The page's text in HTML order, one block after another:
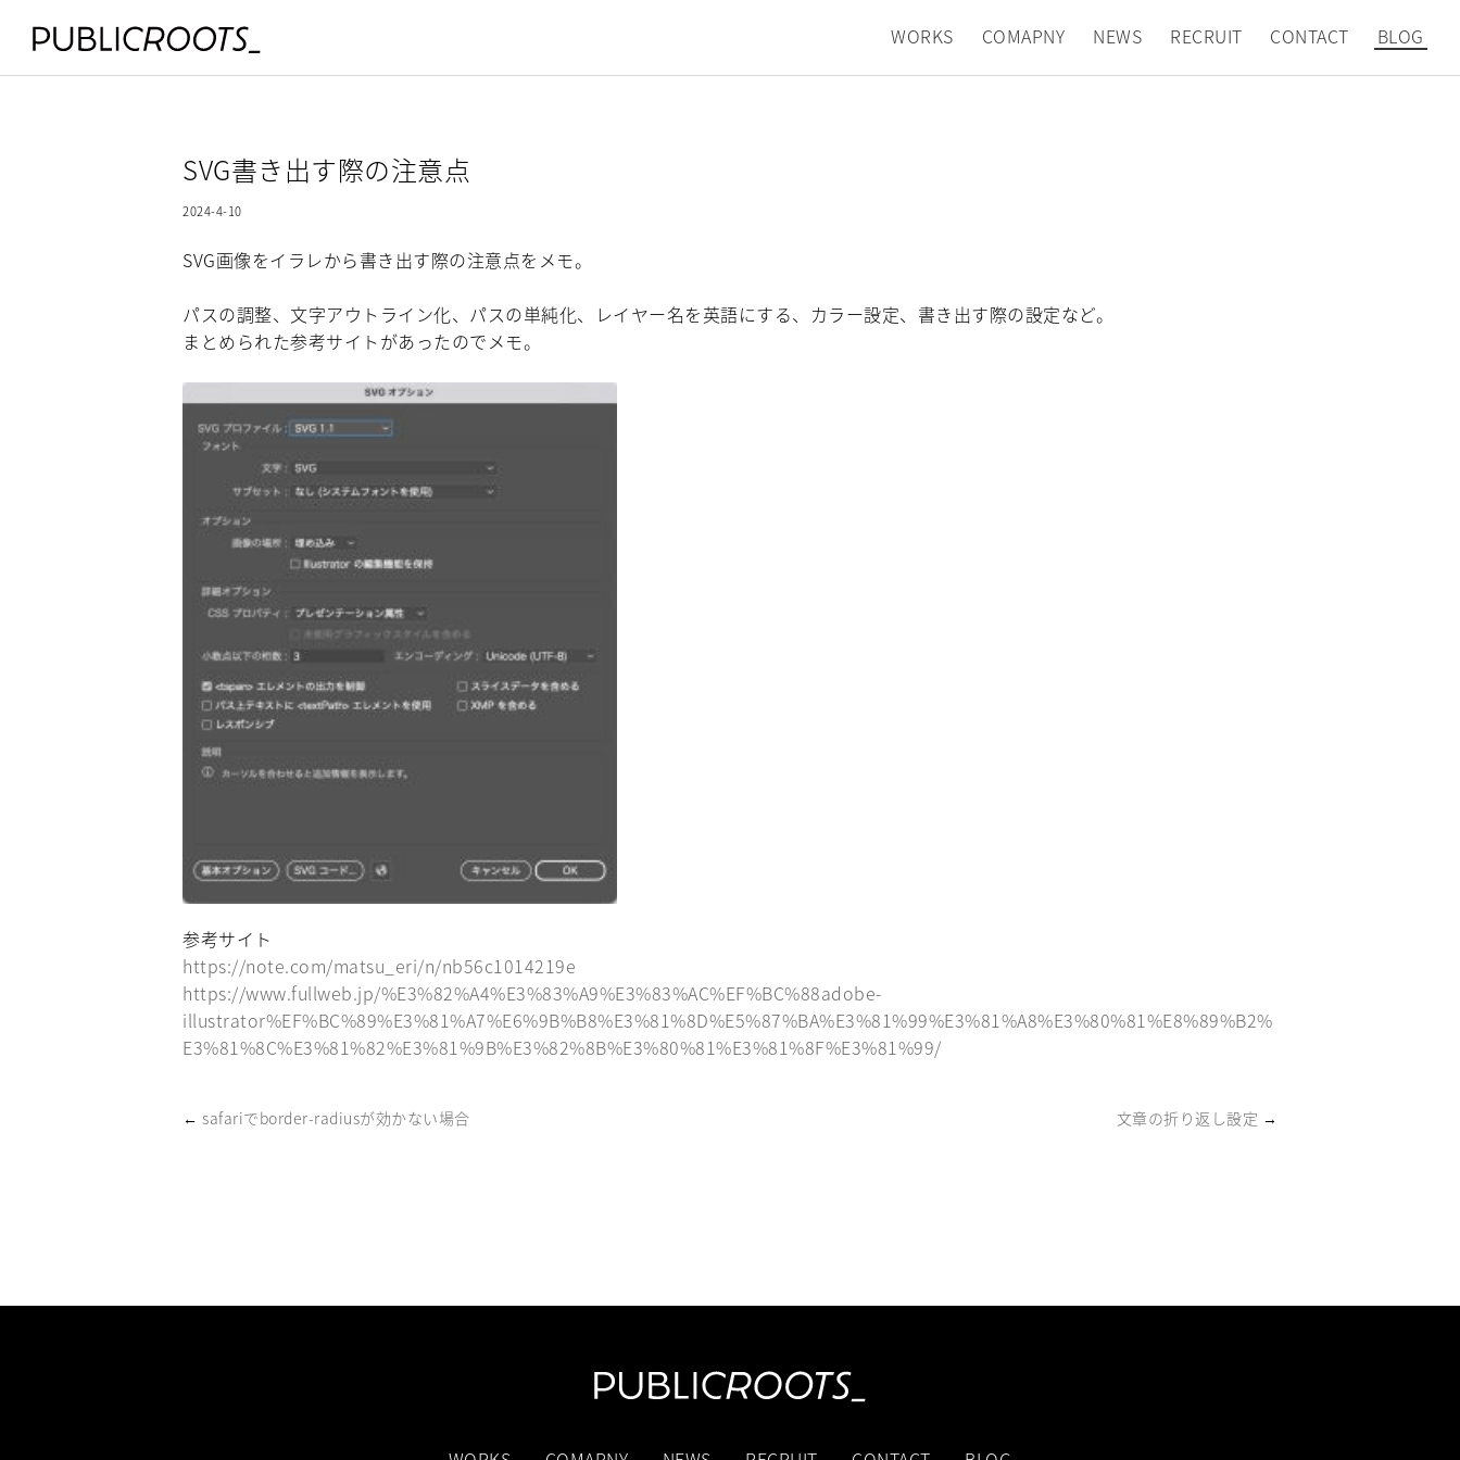
WORKS COMAPNY NEWS RECRUIT CONTACT BLOG
SVG書き出す際の注意点
2024-4-10
SVG画像をイラレから書き出す際の注意点をメモ。
パスの調整、文字アウトライン化、パスの単純化、レイヤー名を英語にする、カラー設定、書き出す際の設定など。
まとめられた参考サイトがあったのでメモ。
参考サイト
https://note.com/matsu_eri/n/nb56c1014219e
https://www.fullweb.jp/%E3%82%A4%E3%83%A9%E3%83%AC%EF%BC%88adobe-
illustrator%EF%BC%89%E3%81%A7%E6%9B%B8%E3%81%8D%E5%87%BA%E3%81%99%E3%81%A8%E3%80%81%E8%89%B2%
E3%81%8C%E3%81%82%E3%81%9B%E3%82%8B%E3%80%81%E3%81%8F%E3%81%99/
← safariでborder-radiusが効かない場合 文章の折り返し設定 →